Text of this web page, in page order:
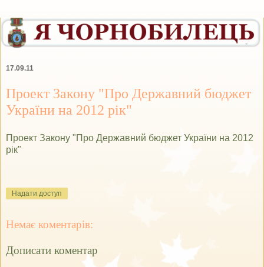
17.09.11
Проект Закону "Про Державний бюджет
України на 2012 рік"
Проект Закону "Про Державний бюджет України на 2012
рік"
Надати доступ
Немає коментарів:
Дописати коментар